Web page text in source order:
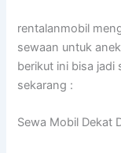
rentalanmobil
sewaan untuk
berikut ini bisa jadi
sekarang :
Sewa Mobil Dekat